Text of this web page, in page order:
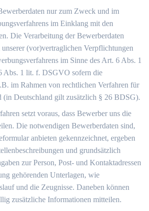
nur zum Zweck und im
im Einklang mit den
Die Verarbeitung der Bewerberdaten
(vor)vertraglichen Verpflichtungen
im Sinne des Art. 6 Abs. 1
1 lit. f. DSGVO sofern die
im Rahmen von rechtlichen Verfahren für
(in Deutschland gilt zusätzlich § 26 BDSG).
setzt voraus, dass Bewerber uns die
Die notwendigen Bewerberdaten sind,
anbieten gekennzeichnet, ergeben
und grundsätzlich
zur Person, Post- und Kontaktadressen
gehörenden Unterlagen, wie
und die Zeugnisse. Daneben können
zusätzliche Informationen mitteilen.